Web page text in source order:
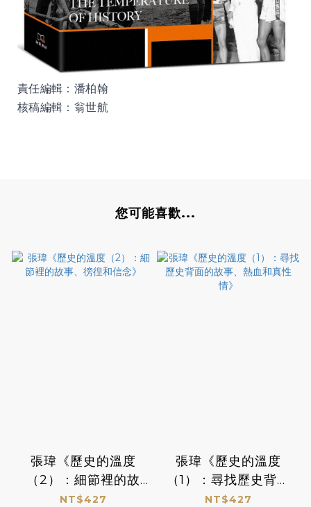
責任編輯：潘柏翰
核稿編輯：翁世航
您可能喜歡...
張瑋《歷史的溫度
（2）：細節裡的故
事、徬徨和信念》
NT$427
張瑋《歷史的溫度
（1）：尋找歷史背面
的故事、熱血和真性
NT$427